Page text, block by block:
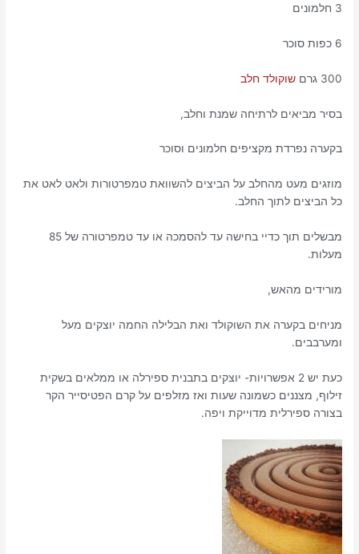
3 חלמונים
6 כפות סוכר
300 גרם שוקולד חלב
בסיר מביאים לרתיחה שמנת וחלב,
בקערה נפרדת מקציפים חלמונים וסוכר
מוזגים מעט מהחלב על הביצים להשוואת טמפרטורות ולאט לאט את
כל הביצים לתוך החלב.
מבשלים תוך כדיי בחישה עד להסמכה או עד טמפרטורה של 85
מעלות.
מורידים מהאש,
מניחים בקערה את השוקולד ואת הבלילה החמה יוצקים מעל
ומערבבים.
כעת יש 2 אפשרויות- יוצקים בתבנית ספירלה או ממלאים בשקית
זילוף, מצננים כשמונה שעות ואז מזלפים על קרם הפטיסייר הקר
בצורה ספירלית מדוייקת ויפה.